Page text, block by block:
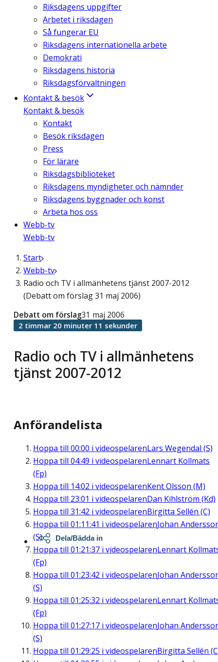
Riksdagens uppgifter
Arbetet i riksdagen
Så fungerar EU
Riksdagens internationella arbete
Demokrati
Riksdagens historia
Riksdagsförvaltningen
Kontakt & besök
Kontakt & besök
Kontakt
Besök riksdagen
Press
För lärare
Riksdagsbiblioteket
Riksdagens myndigheter och nämnder
Riksdagens byggnader och konst
Arbeta hos oss
Webb-tv
Webb-tv
Start
Webb-tv
Radio och TV i allmänhetens tjänst 2007-2012
(Debatt om förslag 31 maj 2006)
Radio och TV i allmänhetens
tjänst 2007-2012
Debatt om förslag31 maj 2006
2 timmar 20 minuter 11 sekunder
Anförandelista
Hoppa till 00:00 i videospelarenLars Wegendal (S)
Hoppa till 04:49 i videospelarenLennart Kollmats
(Fp)
Hoppa till 14:02 i videospelarenKent Olsson (M)
Hoppa till 23:01 i videospelarenDan Kihlström (Kd)
Hoppa till 31:42 i videospelarenBirgitta Sellén (C)
Hoppa till 01:11:41 i videospelarenJohan
(S)
Hoppa till 01:21:37 i videospelarenLennart
(Fp)
Hoppa till 01:23:42 i videospelarenJohan
(S)
Hoppa till 01:25:32 i videospelarenLennart
(Fp)
Hoppa till 01:27:17 i videospelarenJohan
(S)
Hoppa till 01:29:25 i videospelarenBirgitta Sellén
Dela/Bädda in